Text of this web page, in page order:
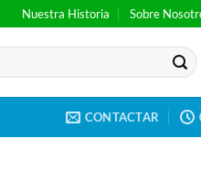
Nuestra Historia Sobre
CONTACTAR